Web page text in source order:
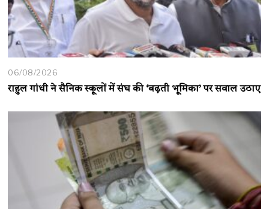
06/08/2026
राहुल गांधी ने सैनिक स्कूलों में संघ की ‘बढ़ती भूमिका’ पर सवाल उठाए